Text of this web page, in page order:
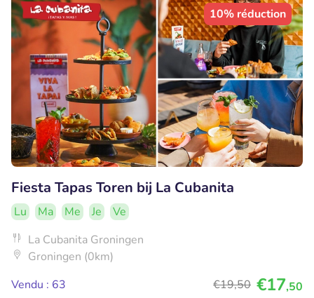
10% réduction
Fiesta Tapas Toren bij La Cubanita
Lu Ma Me Je
Ve
La Cubanita Groningen
Groningen (0km)
Vendu : 63
€19,50 €17,50